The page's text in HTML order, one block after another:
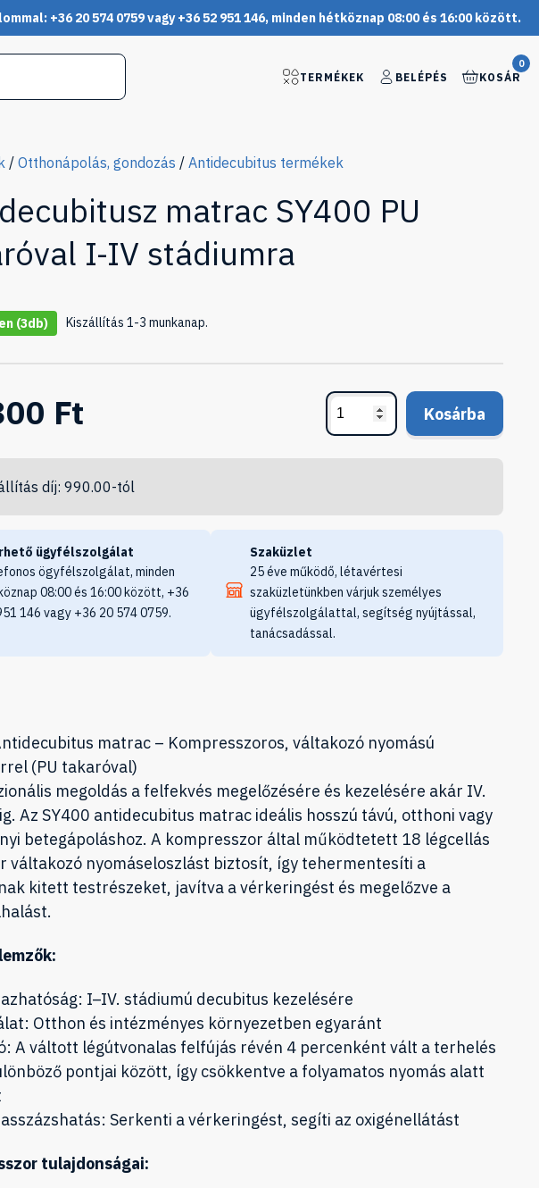
+36 20 574 0759 vagy +36 52 951 146, minden hétköznap 08:00 és 16:00 között.
TERMÉKEK BELÉPÉS
0
KOSÁR
/ Otthonápolás, gondozás / Antidecubitus termékek
matrac SY400 PU
I-IV stádiumra
(3db) Kiszállítás 1-3 munkanap.
Ft Kosárba
díj: 990.00-tól
ügyfélszolgálat
ögyfélszolgálat, minden
08:00 és 16:00 között, +36
146 vagy +36 20 574 0759.
Szaküzlet
25 éve működő, létavértesi
szaküzletünkben várjuk személyes
ügyfélszolgálattal, segítség nyújtással,
tanácsadással.
matrac – Kompresszoros, váltakozó nyomású
(PU takaróval)
megoldás a felfekvés megelőzésére és kezelésére akár IV.
Az SY400 antidecubitus matrac ideális hosszú távú, otthoni vagy
betegápoláshoz. A kompresszor által működtetett 18 légcellás
váltakozó nyomáseloszlást biztosít, így tehermentesíti a
kitett testrészeket, javítva a vérkeringést és megelőzve a
I–IV. stádiumú decubitus kezelésére
Otthon és intézményes környezetben egyaránt
A váltott légútvonalas felfújás révén 4 percenként vált a terhelés
pontjai között, így csökkentve a folyamatos nyomás alatt
Serkenti a vérkeringést, segíti az oxigénellátást
tulajdonságai: